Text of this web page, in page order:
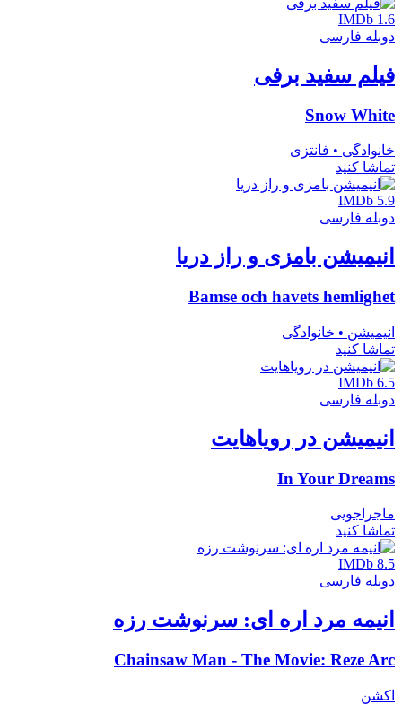
IMDb 1.6
دوبله فارسی
فیلم سفید برفی
Snow White
خانوادگی • فانتزی
تماشا کنید
IMDb 5.9
دوبله فارسی
انیمیشن بامزی و راز دریا
Bamse och havets hemlighet
انیمیشن • خانوادگی
تماشا کنید
IMDb 6.5
دوبله فارسی
انیمیشن در رویاهایت
In Your Dreams
ماجراجویی
تماشا کنید
IMDb 8.5
دوبله فارسی
انیمه مرد اره ای: سرنوشت رزه
Chainsaw Man - The Movie: Reze Arc
اکشن